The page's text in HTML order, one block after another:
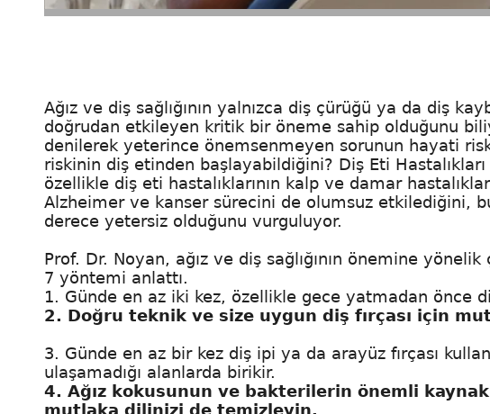
Ağız ve diş sağlığının yalnızca diş çürüğü ya da diş
doğrudan etkileyen kritik bir öneme sahip olduğunu
denilerek yeterince önemsenmeyen sorunun hayati
riskinin diş etinden başlayabildiğini? Diş Eti
özellikle diş eti hastalıklarının kalp ve damar
Alzheimer ve kanser sürecini de olumsuz etkilediğini,
derece yetersiz olduğunu vurguluyor.
Prof. Dr. Noyan, ağız ve diş sağlığının önemine
7 yöntemi anlattı.
1. Günde en az iki kez, özellikle gece yatmadan önce
2. Doğru teknik ve size uygun diş fırçası için
3. Günde en az bir kez diş ipi ya da arayüz fırçası
ulaşamadığı alanlarda birikir.
4. Ağız kokusunun ve bakterilerin önemli
mutlaka dilinizi de temizleyin.